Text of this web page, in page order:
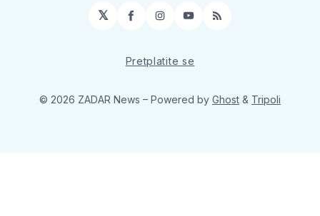
𝕏 Facebook
Instagram
YouTube
RSS
Pretplatite se
© 2026 ZADAR News – Powered by Ghost & Tripoli